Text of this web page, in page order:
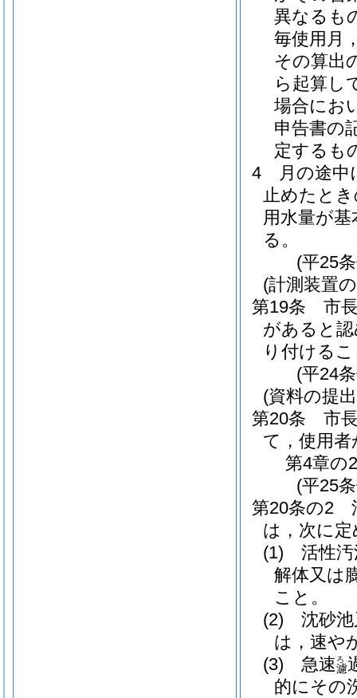
異なるも
毎使用月
その算出
ら起算し
場合にお
申告書の
定するも
4
月の途
止めたと
用水量が
る。
(平25
(計測装置
第19条
市
があると
り付ける
(平24
(資料の提
第20条
市
て，使用
第4章の2
(平25
第20条の2
は，次に
(1)
活性
解体又は
こと。
(2)
沈砂
は，速や
(3)
急速濾
ろ
的にその